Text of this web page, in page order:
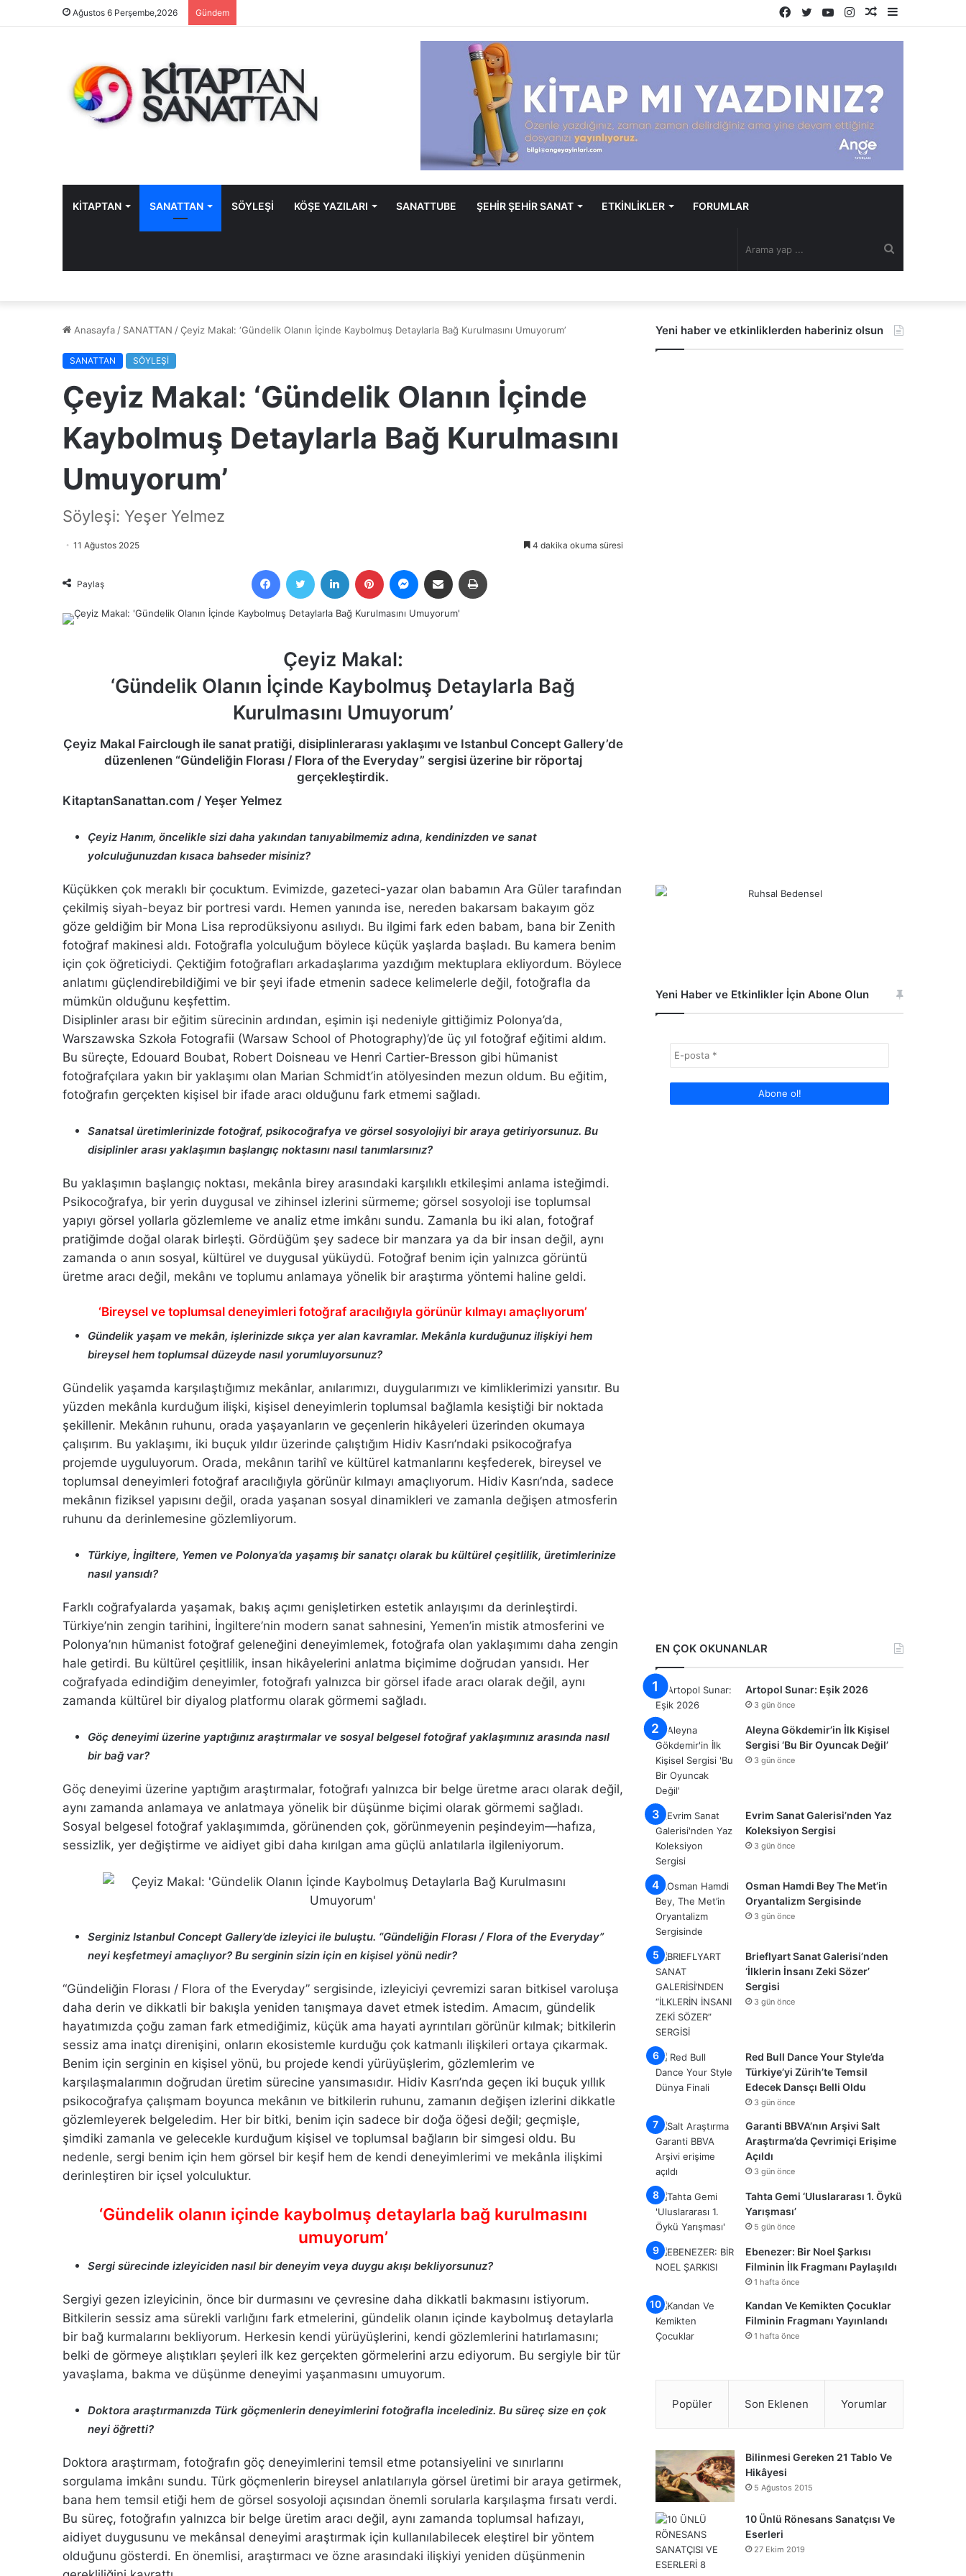
Ağustos 6 Perşembe,2026 Gündem
Kenar
Rastgele
Instagram
YouTube
Twitter
Facebook
KİTAPTAN SANATTAN SÖYLEŞİ KÖŞE YAZILARI SANATTUBE ŞEHİR ŞEHİR SANAT ETKİNLİKLER FORUMLAR
...
Anasayfa / SANATTAN /Çeyiz Makal: ‘Gündelik Olanın İçinde Kaybolmuş Detaylarla Bağ Kurulmasını Umuyorum’
SANATTAN SÖYLEŞİ
Çeyiz Makal: ‘Gündelik Olanın İçinde
Kaybolmuş Detaylarla Bağ Kurulmasını
Umuyorum’
Söyleşi: Yeşer Yelmez
11 Ağustos 2025 4 dakika okuma süresi
Paylaş
FacebookTwitter LinkedIn Pinterest MessengerE-Posta ile paylaş
Çeyiz Makal:
‘Gündelik Olanın İçinde Kaybolmuş Detaylarla Bağ
Kurulmasını Umuyorum’
Çeyiz Makal Fairclough ile sanat pratiği, disiplinlerarası yaklaşımı ve Istanbul Concept Gallery’de
düzenlenen “Gündeliğin Florası / Flora of the Everyday” sergisi üzerine bir röportaj
gerçekleştirdik.
KitaptanSanattan.com / Yeşer Yelmez
Çeyiz Hanım, öncelikle sizi daha yakından tanıyabilmemiz adına, kendinizden ve sanat
yolculuğunuzdan kısaca bahseder misiniz?
Küçükken çok meraklı bir çocuktum. Evimizde, gazeteci-yazar olan babamın Ara Güler tarafından
çekilmiş siyah-beyaz bir portresi vardı. Hemen yanında ise, nereden bakarsam bakayım göz
göze geldiğim bir Mona Lisa reprodüksiyonu asılıydı. Bu ilgimi fark eden babam, bana bir Zenith
fotoğraf makinesi aldı. Fotoğrafla yolculuğum böylece küçük yaşlarda başladı. Bu kamera benim
için çok öğreticiydi. Çektiğim fotoğrafları arkadaşlarıma yazdığım mektuplara ekliyordum. Böylece
anlatımı güçlendirebildiğimi ve bir şeyi ifade etmenin sadece kelimelerle değil, fotoğrafla da
mümkün olduğunu keşfettim.
Disiplinler arası bir eğitim sürecinin ardından, eşimin işi nedeniyle gittiğimiz Polonya’da,
Warszawska Szkoła Fotografii (Warsaw School of Photography)’de üç yıl fotoğraf eğitimi aldım.
Bu süreçte, Edouard Boubat, Robert Doisneau ve Henri Cartier-Bresson gibi hümanist
fotoğrafçılara yakın bir yaklaşımı olan Marian Schmidt’in atölyesinden mezun oldum. Bu eğitim,
fotoğrafın gerçekten kişisel bir ifade aracı olduğunu fark etmemi sağladı.
Sanatsal üretimlerinizde fotoğraf, psikocoğrafya ve görsel sosyolojiyi bir araya getiriyorsunuz. Bu
disiplinler arası yaklaşımın başlangıç noktasını nasıl tanımlarsınız?
Bu yaklaşımın başlangıç noktası, mekânla birey arasındaki karşılıklı etkileşimi anlama isteğimdi.
Psikocoğrafya, bir yerin duygusal ve zihinsel izlerini sürmeme; görsel sosyoloji ise toplumsal
yapıyı görsel yollarla gözlemleme ve analiz etme imkânı sundu. Zamanla bu iki alan, fotoğraf
pratiğimde doğal olarak birleşti. Gördüğüm şey sadece bir manzara ya da bir insan değil, aynı
zamanda o anın sosyal, kültürel ve duygusal yüküydü. Fotoğraf benim için yalnızca görüntü
üretme aracı değil, mekânı ve toplumu anlamaya yönelik bir araştırma yöntemi haline geldi.
‘Bireysel ve toplumsal deneyimleri fotoğraf aracılığıyla görünür kılmayı amaçlıyorum’
Gündelik yaşam ve mekân, işlerinizde sıkça yer alan kavramlar. Mekânla kurduğunuz ilişkiyi hem
bireysel hem toplumsal düzeyde nasıl yorumluyorsunuz?
Gündelik yaşamda karşılaştığımız mekânlar, anılarımızı, duygularımızı ve kimliklerimizi yansıtır. Bu
yüzden mekânla kurduğum ilişki, kişisel deneyimlerin toplumsal bağlamla kesiştiği bir noktada
şekillenir. Mekânın ruhunu, orada yaşayanların ve geçenlerin hikâyeleri üzerinden okumaya
çalışırım. Bu yaklaşımı, iki buçuk yıldır üzerinde çalıştığım Hidiv Kasrı’ndaki psikocoğrafya
projemde uyguluyorum. Orada, mekânın tarihî ve kültürel katmanlarını keşfederek, bireysel ve
toplumsal deneyimleri fotoğraf aracılığıyla görünür kılmayı amaçlıyorum. Hidiv Kasrı’nda, sadece
mekânın fiziksel yapısını değil, orada yaşanan sosyal dinamikleri ve zamanla değişen atmosferin
ruhunu da derinlemesine gözlemliyorum.
Türkiye, İngiltere, Yemen ve Polonya’da yaşamış bir sanatçı olarak bu kültürel çeşitlilik, üretimlerinize
nasıl yansıdı?
Farklı coğrafyalarda yaşamak, bakış açımı genişletirken estetik anlayışımı da derinleştirdi.
Türkiye’nin zengin tarihini, İngiltere’nin modern sanat sahnesini, Yemen’in mistik atmosferini ve
Polonya’nın hümanist fotoğraf geleneğini deneyimlemek, fotoğrafa olan yaklaşımımı daha zengin
hale getirdi. Bu kültürel çeşitlilik, insan hikâyelerini anlatma biçimime doğrudan yansıdı. Her
coğrafyada edindiğim deneyimler, fotoğrafı yalnızca bir görsel ifade aracı olarak değil, aynı
zamanda kültürel bir diyalog platformu olarak görmemi sağladı.
Göç deneyimi üzerine yaptığınız araştırmalar ve sosyal belgesel fotoğraf yaklaşımınız arasında nasıl
bir bağ var?
Göç deneyimi üzerine yaptığım araştırmalar, fotoğrafı yalnızca bir belge üretme aracı olarak değil,
aynı zamanda anlamaya ve anlatmaya yönelik bir düşünme biçimi olarak görmemi sağladı.
Sosyal belgesel fotoğraf yaklaşımımda, görünenden çok, görünmeyenin peşindeyim—hafıza,
sessizlik, yer değiştirme ve aidiyet gibi daha kırılgan ama güçlü anlatılarla ilgileniyorum.
Serginiz Istanbul Concept Gallery’de izleyici ile buluştu. “Gündeliğin Florası / Flora of the Everyday”
neyi keşfetmeyi amaçlıyor? Bu serginin sizin için en kişisel yönü nedir?
“Gündeliğin Florası / Flora of the Everyday” sergisinde, izleyiciyi çevremizi saran bitkisel varoluşa
daha derin ve dikkatli bir bakışla yeniden tanışmaya davet etmek istedim. Amacım, gündelik
hayatımızda çoğu zaman fark etmediğimiz, küçük ama hayati ayrıntıları görünür kılmak; bitkilerin
sessiz ama inatçı direnişini, onların ekosistemle kurduğu çok katmanlı ilişkileri ortaya çıkarmak.
Benim için serginin en kişisel yönü, bu projede kendi yürüyüşlerim, gözlemlerim ve
karşılaşmalarımın doğrudan üretim sürecine yansımasıdır. Hidiv Kasrı’nda geçen iki buçuk yıllık
psikocoğrafya çalışmam boyunca mekânın ve bitkilerin ruhunu, zamanın değişen izlerini dikkatle
gözlemleyerek belgeledim. Her bir bitki, benim için sadece bir doğa öğesi değil; geçmişle,
şimdiki zamanla ve gelecekle kurduğum kişisel ve toplumsal bağların bir simgesi oldu. Bu
nedenle, sergi benim için hem görsel bir keşif hem de kendi deneyimlerimi ve mekânla ilişkimi
derinleştiren bir içsel yolculuktur.
‘Gündelik olanın içinde kaybolmuş detaylarla bağ kurulmasını
umuyorum’
Sergi sürecinde izleyiciden nasıl bir deneyim veya duygu akışı bekliyorsunuz?
Sergiyi gezen izleyicinin, önce bir durmasını ve çevresine daha dikkatli bakmasını istiyorum.
Bitkilerin sessiz ama sürekli varlığını fark etmelerini, gündelik olanın içinde kaybolmuş detaylarla
bir bağ kurmalarını bekliyorum. Herkesin kendi yürüyüşlerini, kendi gözlemlerini hatırlamasını;
belki de görmeye alıştıkları şeyleri ilk kez gerçekten görmelerini arzu ediyorum. Bu sergiyle bir tür
yavaşlama, bakma ve düşünme deneyimi yaşanmasını umuyorum.
Doktora araştırmanızda Türk göçmenlerin deneyimlerini fotoğrafla incelediniz. Bu süreç size en çok
neyi öğretti?
Doktora araştırmam, fotoğrafın göç deneyimlerini temsil etme potansiyelini ve sınırlarını
sorgulama imkânı sundu. Türk göçmenlerin bireysel anlatılarıyla görsel üretimi bir araya getirmek,
bana hem temsil etiği hem de görsel sosyoloji açısından önemli sorularla karşılaşma fırsatı verdi.
Bu süreç, fotoğrafın yalnızca bir belge üretim aracı değil, aynı zamanda toplumsal hafızayı,
aidiyet duygusunu ve mekânsal deneyimi araştırmak için kullanılabilecek eleştirel bir yöntem
olduğunu gösterdi. En önemlisi, araştırmacı ve özne arasındaki ilişkiyi yeniden düşünmenin
Yeni haber ve etkinliklerden haberiniz olsun
Yeni Haber ve Etkinlikler İçin Abone Olun
EN ÇOK OKUNANLAR
Artopol Sunar: Eşik 2026
3 gün önce
Aleyna Gökdemir’in İlk Kişisel
Sergisi ‘Bu Bir Oyuncak Değil’
3 gün önce
Evrim Sanat Galerisi’nden Yaz
Koleksiyon Sergisi
3 gün önce
Osman Hamdi Bey The Met’in
Oryantalizm Sergisinde
3 gün önce
Brieflyart Sanat Galerisi’nden
‘İlklerin İnsanı Zeki Sözer’
Sergisi
3 gün önce
Red Bull Dance Your Style’da
Türkiye’yi Zürih’te Temsil
Edecek Dansçı Belli Oldu
3 gün önce
Garanti BBVA’nın Arşivi Salt
Araştırma’da Çevrimiçi Erişime
Açıldı
3 gün önce
Tahta Gemi ‘Uluslararası 1. Öykü
Yarışması’
5 gün önce
Ebenezer: Bir Noel Şarkısı
Filminin İlk Fragmanı Paylaşıldı
1 hafta önce
Kandan Ve Kemikten Çocuklar
Filminin Fragmanı Yayınlandı
1 hafta önce
Popüler Son Eklenen Yorumlar
Bilinmesi Gereken 21 Tablo Ve
Hikâyesi
5 Ağustos 2015
10 Ünlü Rönesans Sanatçısı Ve
Eserleri
27 Ekim 2019